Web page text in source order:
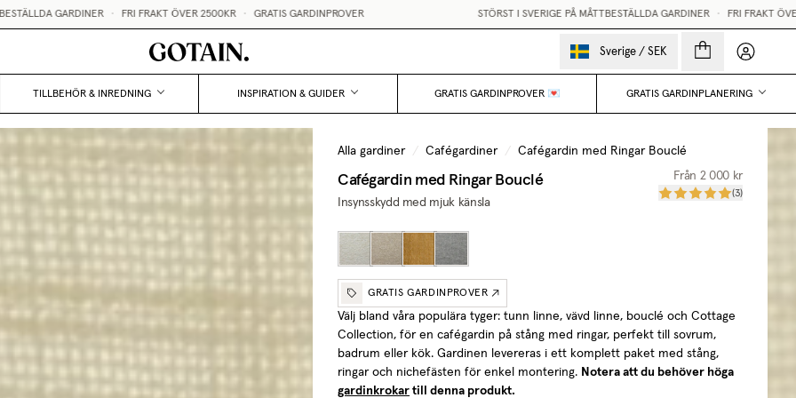
ÖVER 2500KR • GRATIS GARDINPROVER STÖRST I SVERIGE PÅ MÅTTBESTÄLLDA GARDINER • FRI FRAKT ÖVER 2500KR • GRATIS
Sverige / SEK Mina
TILLBEHÖR & INREDNING INSPIRATION & GUIDER GRATIS GARDINPROVER 💌 GRATIS GARDINPLANERING
Alla gardiner / Cafégardiner / Cafégardin med Ringar Bouclé
Cafégardin med Ringar Bouclé
Insynsskydd med mjuk känsla
Från 2 000 kr
(3)
GRATIS GARDINPROVER
Välj bland våra populära tyger: tunn linne, vävd linne, bouclé och Cottage
Collection, för en cafégardin på stång med ringar, perfekt till sovrum,
badrum eller kök. Gardinen levereras i ett komplett paket med stång,
ringar och nichefästen för enkel montering. Notera att du behöver höga
gardinkrokar till denna produkt.